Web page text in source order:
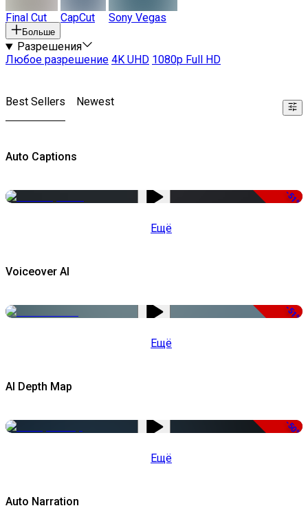
Final Cut CapCut Sony Vegas
Больше
Разрешения
Любое разрешение 4K UHD 1080p Full HD
Best Sellers Newest
Auto Captions
-51%
Ещё
Voiceover AI
-51%
Ещё
AI Depth Map
-50%
Ещё
Auto Narration